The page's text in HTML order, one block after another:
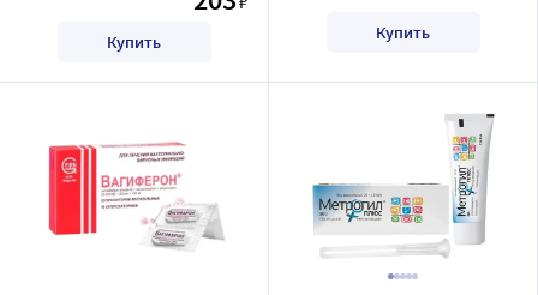
Купить Купить